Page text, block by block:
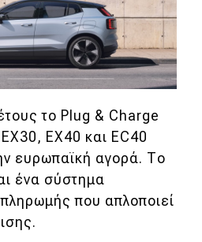
το Plug & Charge
EX40 και EC40
ευρωπαϊκή αγορά. Το
ένα σύστημα
που απλοποιεί